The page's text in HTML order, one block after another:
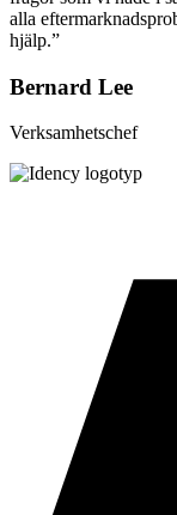
alla
hjälp.”
Bernard Lee
Verksamhetschef